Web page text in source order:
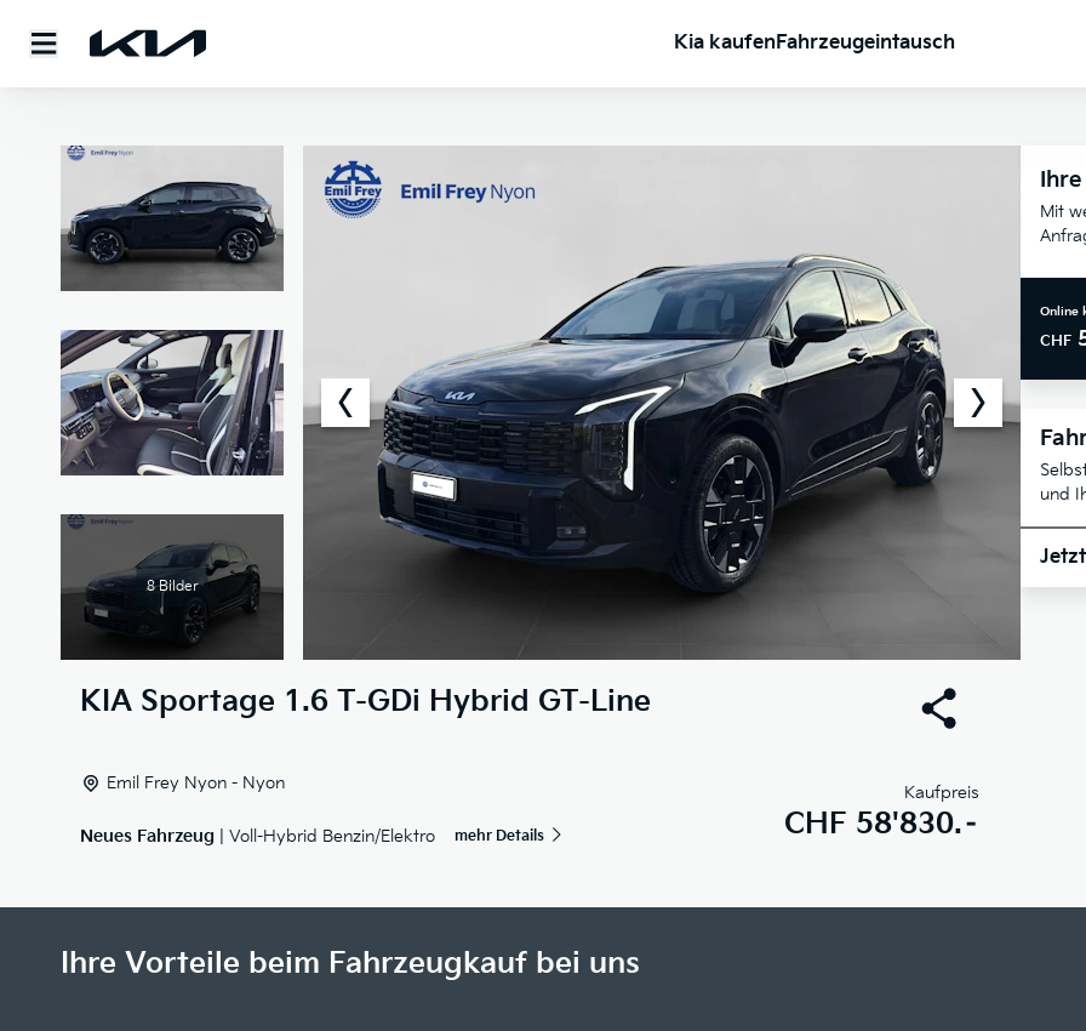
Kia kaufenFahrzeugeintausch
8 Bilder
KIA Sportage 1.6 T-GDi Hybrid GT-Line
Emil Frey Nyon - Nyon
Neues Fahrzeug | Voll-Hybrid Benzin/Elektro mehr Details
Kaufpreis
CHF 58'830.–
Mit
Online
CHF
und
Ihre Vorteile beim Fahrzeugkauf bei uns